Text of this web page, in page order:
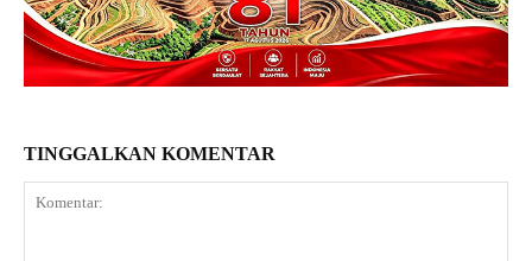
TINGGALKAN KOMENTAR